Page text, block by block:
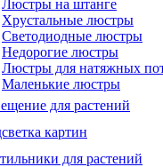
Люстры на штанге
Хрустальные люстры
Светодиодные люстры
Недорогие люстры
Люстры для натяжных
Маленькие люстры
для растений
картин
для растений